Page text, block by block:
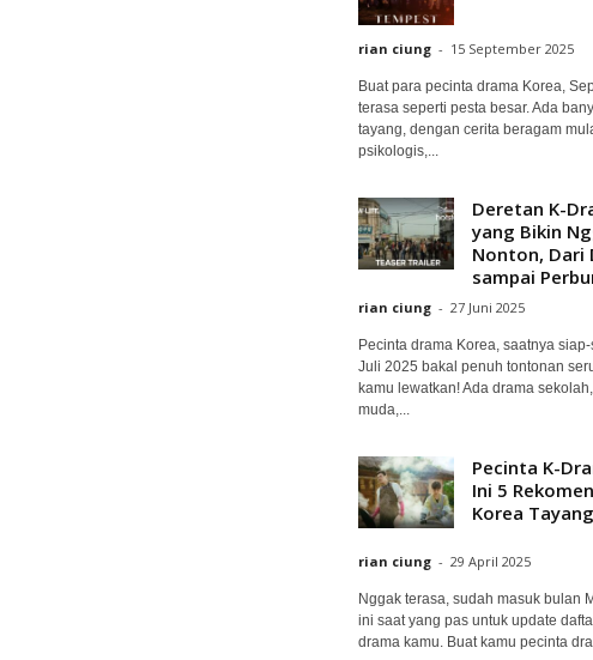
rian ciung - 15 September 2025
Buat para pecinta drama Korea,
terasa seperti pesta besar. Ada
tayang, dengan cerita beragam
psikologis,...
Deretan K-
yang Bikin
Nonton, Dari
sampai
rian ciung - 27 Juni 2025
Pecinta drama Korea, saatnya
Juli 2025 bakal penuh tontonan
kamu lewatkan! Ada drama
muda,...
Pecinta K-
Ini 5
Korea
rian ciung - 29 April 2025
Nggak terasa, sudah masuk bulan
ini saat yang pas untuk update
drama kamu. Buat kamu pecinta